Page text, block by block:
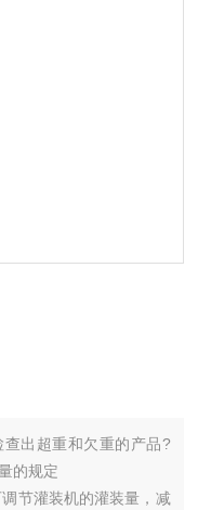
出超重和欠重的产品?
的规定
节灌装机的灌装量，减